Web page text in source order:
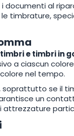
documenti al
timbrature,
e timbri in
a ciascun
nel tempo.
se il
un
attrezzature